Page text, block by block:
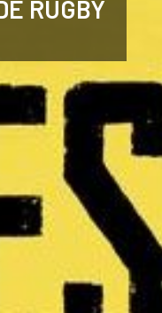
RUGBY